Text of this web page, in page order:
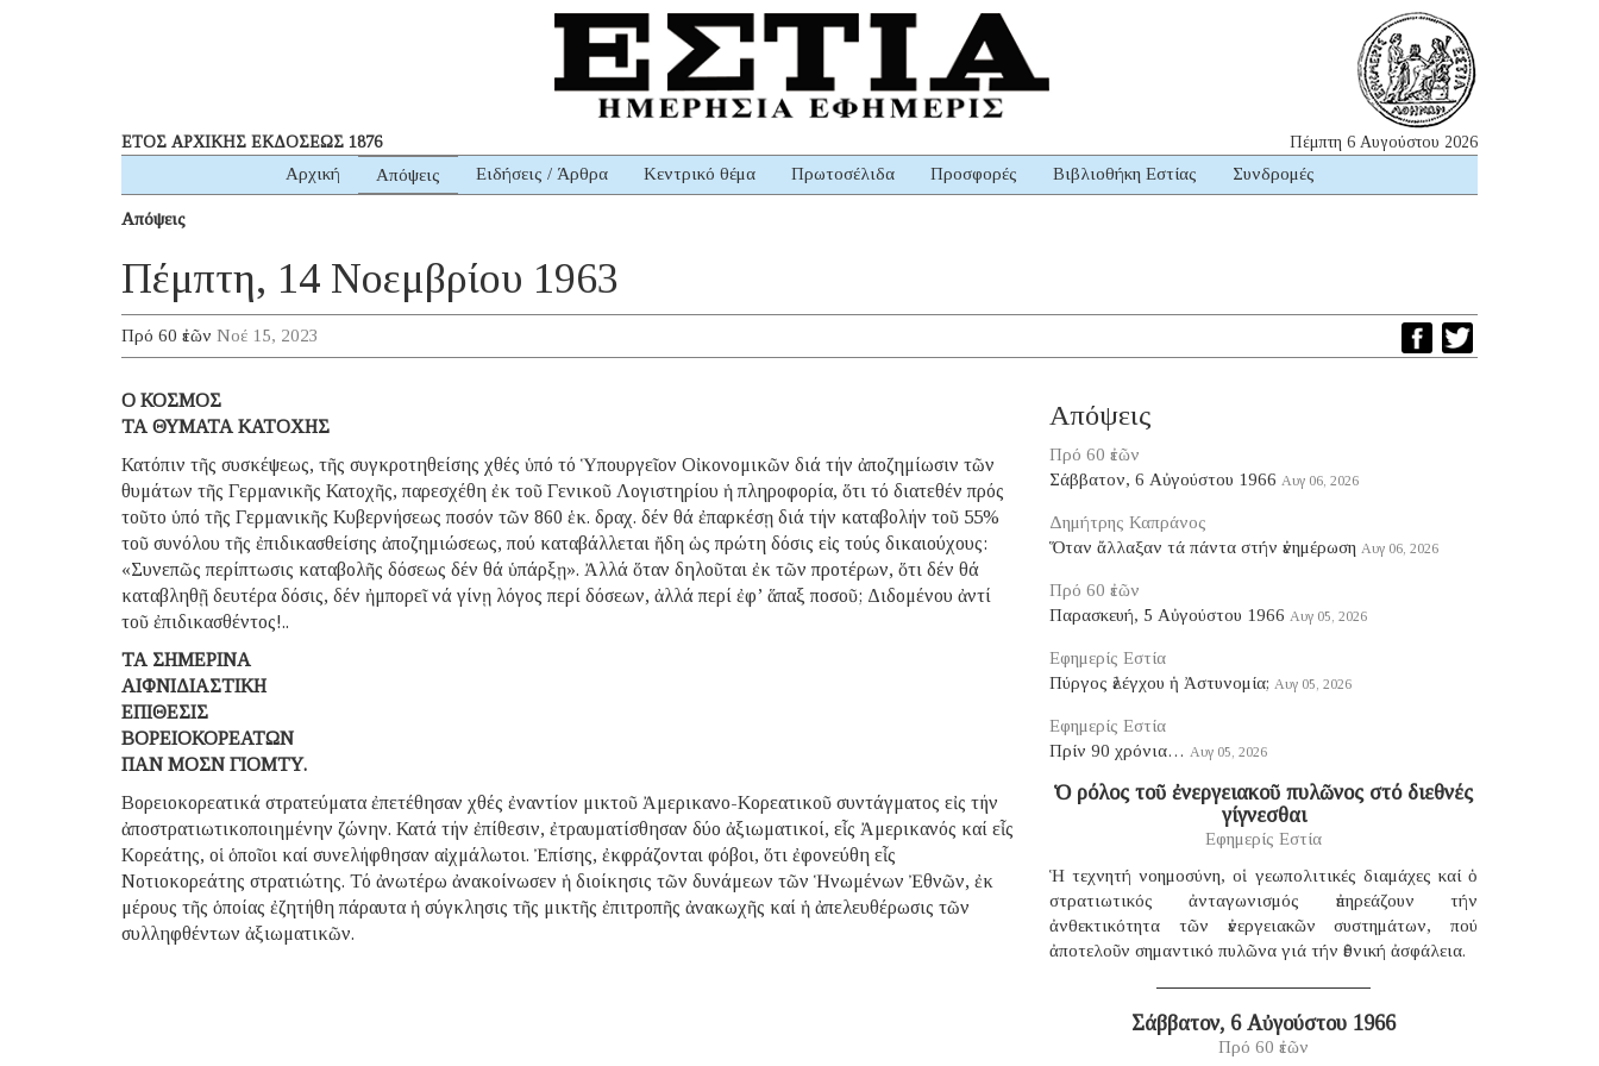
ΕΤΟΣ ΑΡΧΙΚΗΣ ΕΚΔΟΣΕΩΣ 1876 Πέμπτη 6 Αυγούστου 2026
Αρχική Απόψεις Ειδήσεις / Άρθρα Κεντρικό θέμα Πρωτοσέλιδα Προσφορές Βιβλιοθήκη Εστίας Συνδρομές
Απόψεις
Πέμπτη, 14 Νοεμβρίου 1963
Πρό 60 ἐτῶν Νοέ 15, 2023
Ο ΚΟΣΜΟΣ
ΤΑ ΘΥΜΑΤΑ ΚΑΤΟΧΗΣ
Κατόπιν τῆς συσκέψεως, τῆς συγκροτηθείσης χθές ὑπό τό Ὑπουργεῖον Οἰκονομικῶν διά τήν ἀποζημίωσιν τῶν
θυμάτων τῆς Γερμανικῆς Κατοχῆς, παρεσχέθη ἐκ τοῦ Γενικοῦ Λογιστηρίου ἡ πληροφορία, ὅτι τό διατεθέν πρός
τοῦτο ὑπό τῆς Γερμανικῆς Κυβερνήσεως ποσόν τῶν 860 ἑκ. δραχ. δέν θά ἐπαρκέσῃ διά τήν καταβολήν τοῦ 55%
τοῦ συνόλου τῆς ἐπιδικασθείσης ἀποζημιώσεως, πού καταβάλλεται ἤδη ὡς πρώτη δόσις εἰς τούς δικαιούχους:
«Συνεπῶς περίπτωσις καταβολῆς δόσεως δέν θά ὑπάρξῃ». Ἀλλά ὅταν δηλοῦται ἐκ τῶν προτέρων, ὅτι δέν θά
καταβληθῇ δευτέρα δόσις, δέν ἠμπορεῖ νά γίνῃ λόγος περί δόσεων, ἀλλά περί ἐφ’ ἅπαξ ποσοῦ; Διδομένου ἀντί
τοῦ ἐπιδικασθέντος!..
ΤΑ ΣΗΜΕΡΙΝΑ
ΑΙΦΝΙΔΙΑΣΤΙΚΗ
ΕΠΙΘΕΣΙΣ
ΒΟΡΕΙΟΚΟΡΕΑΤΩΝ
ΠΑΝ ΜΟΣΝ ΓΙΟΜΤΥ.
Βορειοκορεατικά στρατεύματα ἐπετέθησαν χθές ἐναντίον μικτοῦ Ἀμερικανο-Κορεατικοῦ συντάγματος εἰς τήν
ἀποστρατιωτικοποιημένην ζώνην. Κατά τήν ἐπίθεσιν, ἐτραυματίσθησαν δύο ἀξιωματικοί, εἷς Ἀμερικανός καί εἷς
Κορεάτης, οἱ ὁποῖοι καί συνελήφθησαν αἰχμάλωτοι. Ἐπίσης, ἐκφράζονται φόβοι, ὅτι ἐφονεύθη εἷς
Νοτιοκορεάτης στρατιώτης. Τό ἀνωτέρω ἀνακοίνωσεν ἡ διοίκησις τῶν δυνάμεων τῶν Ἡνωμένων Ἐθνῶν, ἐκ
μέρους τῆς ὁποίας ἐζητήθη πάραυτα ἡ σύγκλησις τῆς μικτῆς ἐπιτροπῆς ἀνακωχῆς καί ἡ ἀπελευθέρωσις τῶν
συλληφθέντων ἀξιωματικῶν.
Απόψεις
Πρό 60 ἐτῶν
Σάββατον, 6 Αὐγούστου 1966 Αυγ 06, 2026
Δημήτρης Καπράνος
Ὅταν ἄλλαξαν τά πάντα στήν ἐνημέρωση Αυγ 06, 2026
Πρό 60 ἐτῶν
Παρασκευή, 5 Αὐγούστου 1966 Αυγ 05, 2026
Εφημερίς Εστία
Πύργος ἐλέγχου ἡ Ἀστυνομία; Αυγ 05, 2026
Εφημερίς Εστία
Πρίν 90 χρόνια… Αυγ 05, 2026
Ὁ ρόλος τοῦ ἐνεργειακοῦ πυλῶνος στό διεθνές
γίγνεσθαι
Εφημερίς Εστία
Ἡ τεχνητή νοημοσύνη, οἱ γεωπολιτικές διαμάχες καί ὁ
στρατιωτικός ἀνταγωνισμός ἐπηρεάζουν τήν
ἀνθεκτικότητα τῶν ἐνεργειακῶν συστημάτων, πού
ἀποτελοῦν σημαντικό πυλῶνα γιά τήν ἐθνική ἀσφάλεια.
Σάββατον, 6 Αὐγούστου 1966
Πρό 60 ἐτῶν